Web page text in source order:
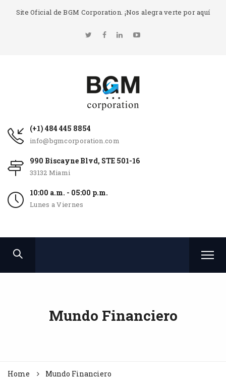
Site Oficial de BGM Corporation. ¡Nos alegra verte por aquí
(+1) 484 445 8854
info@bgmcorporation.com
990 Biscayne Blvd, STE 501-16
33132 Miami
10:00 a.m. - 05:00 p.m.
Lunes a Viernes
Mundo Financiero
Home Mundo Financiero